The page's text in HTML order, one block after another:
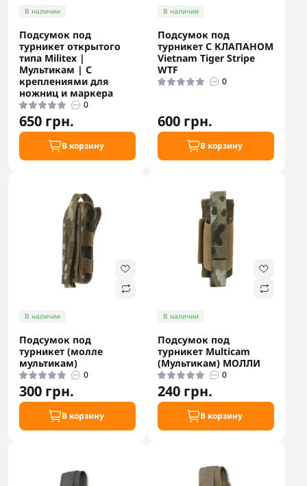
В наличии
Подсумок под
турникет открытого
типа Militex |
Мультикам | С
креплениями для
ножниц и маркера
0
650 грн.
В корзину
В наличии
Подсумок под
турникет С КЛАПАНОМ
Vietnam Tiger Stripe
WTF
0
600 грн.
В корзину
В наличии
Подсумок под
турникет (молле
мультикам)
0
300 грн.
В корзину
В наличии
Подсумок под
турникет Multicam
(Мультикам) МОЛЛИ
0
240 грн.
В корзину